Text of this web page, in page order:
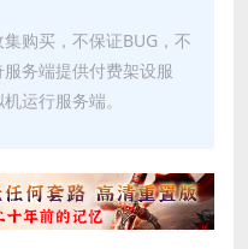
购买，不保证BUG，不
务端提供付费架设服
运行服务端。